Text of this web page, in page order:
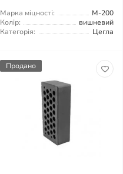
Марка міцності:
М-200
Колір:
вишневий
Категорія:
Цегла
Продано